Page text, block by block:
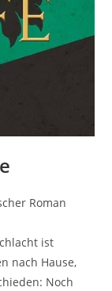
Roman
ist
nach Hause,
Noch